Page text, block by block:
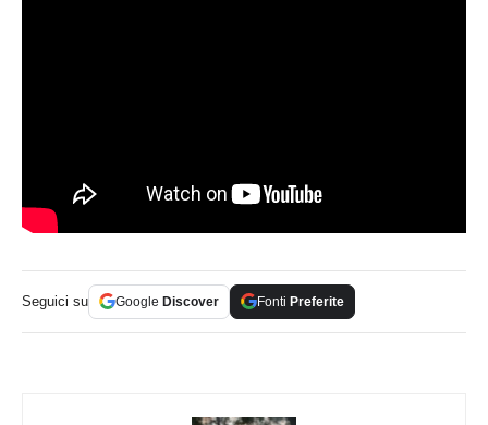
Seguici su Google Discover Fonti Preferite